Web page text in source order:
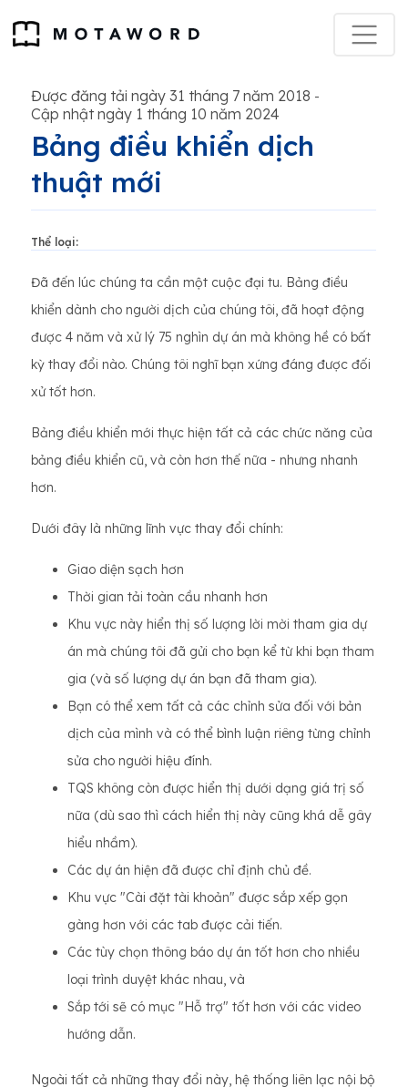
Được đăng tải ngày 31 tháng 7 năm 2018 -
Cập nhật ngày 1 tháng 10 năm 2024
Bảng điều khiển dịch
thuật mới
Thể loại:
Đã đến lúc chúng ta cần một cuộc đại tu. Bảng điều
khiển dành cho người dịch của chúng tôi, đã hoạt động
được 4 năm và xử lý 75 nghìn dự án mà không hề có bất
kỳ thay đổi nào. Chúng tôi nghĩ bạn xứng đáng được đối
xử tốt hơn.
Bảng điều khiển mới thực hiện tất cả các chức năng của
bảng điều khiển cũ, và còn hơn thế nữa - nhưng nhanh
hơn.
Dưới đây là những lĩnh vực thay đổi chính:
Giao diện sạch hơn
Thời gian tải toàn cầu nhanh hơn
Khu vực này hiển thị số lượng lời mời tham gia dự
án mà chúng tôi đã gửi cho bạn kể từ khi bạn tham
gia (và số lượng dự án bạn đã tham gia).
Bạn có thể xem tất cả các chỉnh sửa đối với bản
dịch của mình và có thể bình luận riêng từng chỉnh
sửa cho người hiệu đính.
TQS không còn được hiển thị dưới dạng giá trị số
nữa (dù sao thì cách hiển thị này cũng khá dễ gây
hiểu nhầm).
Các dự án hiện đã được chỉ định chủ đề.
Khu vực "Cài đặt tài khoản" được sắp xếp gọn
gàng hơn với các tab được cải tiến.
Các tùy chọn thông báo dự án tốt hơn cho nhiều
loại trình duyệt khác nhau, và
Sắp tới sẽ có mục "Hỗ trợ" tốt hơn với các video
hướng dẫn.
Ngoài tất cả những thay đổi này, hệ thống liên lạc nội bộ